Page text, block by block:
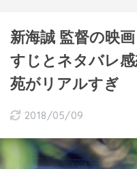
新海誠 監督の映
すじとネタバレ
苑がリアルすぎ
2018/05/09